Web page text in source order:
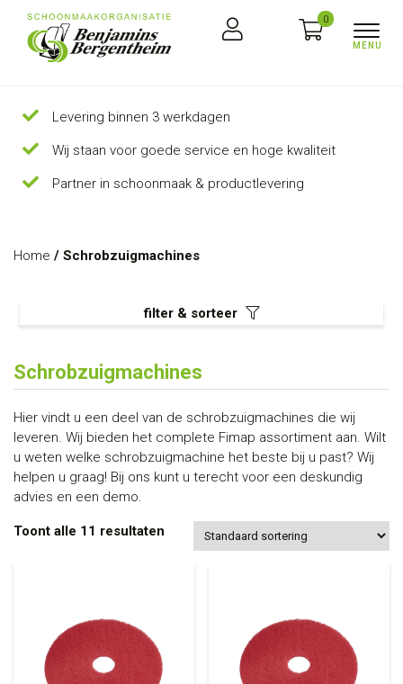
0
Levering binnen 3 werkdagen
Wij staan voor goede service en hoge kwaliteit
Partner in schoonmaak & productlevering
Schrobzuigmachines
Hier vindt u een deel van de schrobzuigmachines die wij
leveren. Wij bieden het complete Fimap assortiment aan. Wilt
u weten welke schrobzuigmachine het beste bij u past? Wij
helpen u graag! Bij ons kunt u terecht voor een deskundig
advies en een demo.
Toont alle 11 resultaten
Home / Schrobzuigmachines
filter & sorteer